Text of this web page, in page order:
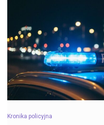
Kronika policyjna